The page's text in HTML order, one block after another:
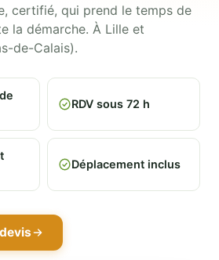
certifié, qui prend le temps de
la démarche. À Lille et
de-Calais).
RDV sous 72 h
Déplacement inclus